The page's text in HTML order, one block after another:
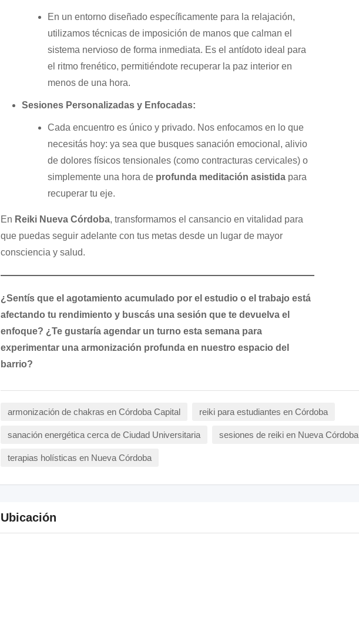
En un entorno diseñado específicamente para la relajación,
utilizamos técnicas de imposición de manos que calman el
sistema nervioso de forma inmediata. Es el antídoto ideal para
el ritmo frenético, permitiéndote recuperar la paz interior en
menos de una hora.
Sesiones Personalizadas y Enfocadas:
Cada encuentro es único y privado. Nos enfocamos en lo que
necesitás hoy: ya sea que busques sanación emocional, alivio
de dolores físicos tensionales (como contracturas cervicales) o
simplemente una hora de profunda meditación asistidapara
recuperar tu eje.
En Reiki Nueva Córdoba, transformamos el cansancio en vitalidad para
que puedas seguir adelante con tus metas desde un lugar de mayor
consciencia y salud.
¿Sentís que el agotamiento acumulado por el estudio o el trabajo está
afectando tu rendimiento y buscás una sesión que te devuelva el
enfoque? ¿Te gustaría agendar un turno esta semana para
experimentar una armonización profunda en nuestro espacio del
barrio?
armonización de chakras en Córdoba Capital reiki para estudiantes en Córdoba
sanación energética cerca de Ciudad Universitaria sesiones de reiki en Nueva Córdoba
terapias holísticas en Nueva Córdoba
Ubicación